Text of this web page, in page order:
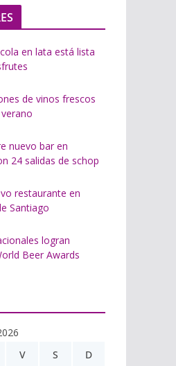
en lata está lista
de vinos frescos
nuevo bar en
24 salidas de schop
restaurante en
Santiago
logran
Beer Awards
V S D